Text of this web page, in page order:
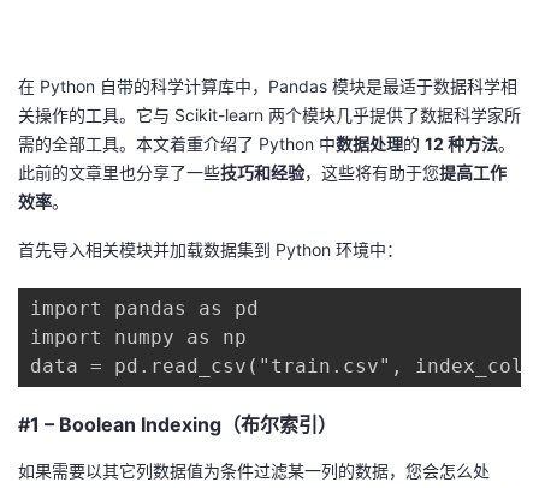
我
的
博
我
的
坛
我
圈
子
的
直
我
的
我
者
学
堂
的
课
我
的
我
支
持
我
技
术
的
云
在 Python 自带的科学计算库中，Pandas 模块是最适于数据科学相
关操作的工具。它与 Scikit-learn 两个模块几乎提供了数据科学家所
需的全部工具。本文着重介绍了 Python 中数据处理的 12 种方法。
此前的文章里也分享了一些技巧和经验，这些将有助于您提高工作
效率。
首先导入相关模块并加载数据集到 Python 环境中：
import pandas as pd
import numpy as np
data = pd.read_csv("train.csv",
#1 – Boolean Indexing（布尔索引）
如果需要以其它列数据值为条件过滤某一列的数据，您会怎么处